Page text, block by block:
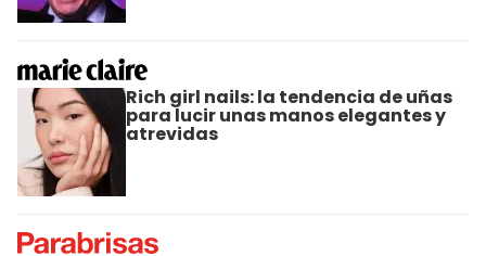
Rich girl nails: la tendencia de uñas
para lucir unas manos elegantes y
atrevidas